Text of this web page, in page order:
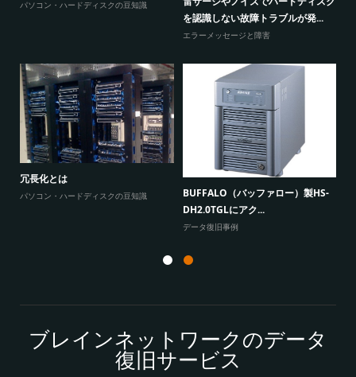
パソコン・ハードディスクの豆知識
を認識しない故障トラブルが発...
エラーメッセージと障害
冗長化とは
パソコン・ハードディスクの豆知識
BUFFALO（バッファロー）製HS-
DH2.0TGLにアク...
データ復旧事例
ブレインネットワークのデータ
復旧サービス